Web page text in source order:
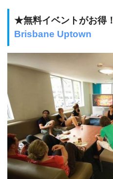
★無料イベントがお得！
Brisbane Uptown